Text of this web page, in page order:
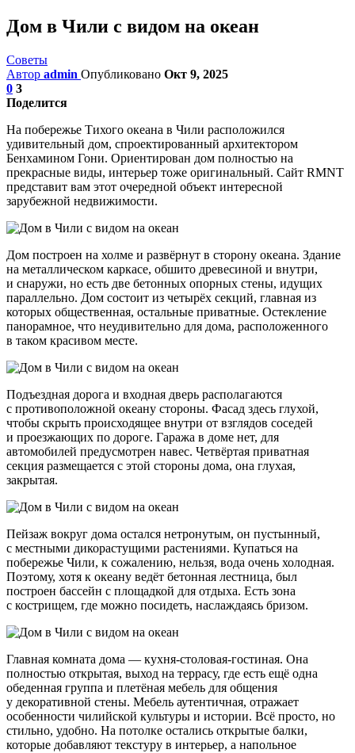
Дом в Чили с видом на океан
Советы
Автор admin Опубликовано Окт 9, 2025
0 3
Поделится
На побережье Тихого океана в Чили расположился
удивительный дом, спроектированный архитектором
Бенхамином Гони. Ориентирован дом полностью на
прекрасные виды, интерьер тоже оригинальный. Сайт RMNT
представит вам этот очередной объект интересной
зарубежной недвижимости.
Дом построен на холме и развёрнут в сторону океана. Здание
на металлическом каркасе, обшито древесиной и внутри,
и снаружи, но есть две бетонных опорных стены, идущих
параллельно. Дом состоит из четырёх секций, главная из
которых общественная, остальные приватные. Остекление
панорамное, что неудивительно для дома, расположенного
в таком красивом месте.
Подъездная дорога и входная дверь располагаются
с противоположной океану стороны. Фасад здесь глухой,
чтобы скрыть происходящее внутри от взглядов соседей
и проезжающих по дороге. Гаража в доме нет, для
автомобилей предусмотрен навес. Четвёртая приватная
секция размещается с этой стороны дома, она глухая,
закрытая.
Пейзаж вокруг дома остался нетронутым, он пустынный,
с местными дикорастущими растениями. Купаться на
побережье Чили, к сожалению, нельзя, вода очень холодная.
Поэтому, хотя к океану ведёт бетонная лестница, был
построен бассейн с площадкой для отдыха. Есть зона
с кострищем, где можно посидеть, наслаждаясь бризом.
Главная комната дома — кухня-столовая-гостиная. Она
полностью открытая, выход на террасу, где есть ещё одна
обеденная группа и плетёная мебель для общения
у декоративной стены. Мебель аутентичная, отражает
особенности чилийской культуры и истории. Всё просто, но
стильно, удобно. На потолке остались открытые балки,
которые добавляют текстуру в интерьер, а напольное